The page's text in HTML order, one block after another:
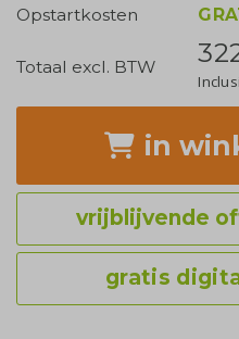
Opstartkosten
Totaal excl. BTW
in
vrijblijvende
gratis